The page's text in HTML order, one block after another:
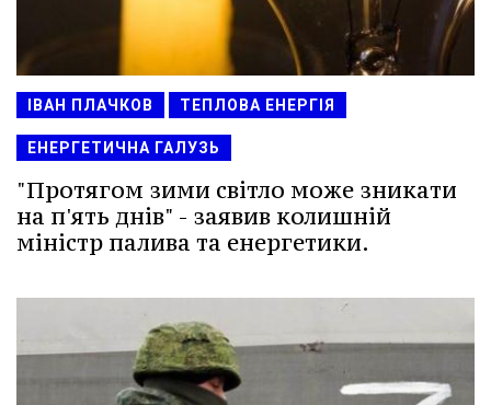
ІВАН ПЛАЧКОВ ТЕПЛОВА ЕНЕРГІЯ
ЕНЕРГЕТИЧНА ГАЛУЗЬ
"Протягом зими світло може зникати
на п'ять днів" - заявив колишній
міністр палива та енергетики.